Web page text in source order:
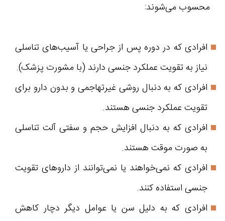
محسوب می‌شوند:
افرادی که در دوره پس از جراحی یا آسیب‌های تناسلی
نیاز به تقویت عملکرد جنسی دارند (با مشورت پزشک).
افرادی که به دنبال روشی غیرتهاجمی و بدون دارو برای
تقویت عملکرد جنسی هستند.
افرادی که به دنبال افزایش حجم و سفتی آلت تناسلی
به صورت موقت هستند.
افرادی که نمی‌خواهند یا نمی‌توانند از داروهای تقویت
جنسی استفاده کنند.
افرادی که به دلیل سن یا عوامل دیگر دچار کاهش